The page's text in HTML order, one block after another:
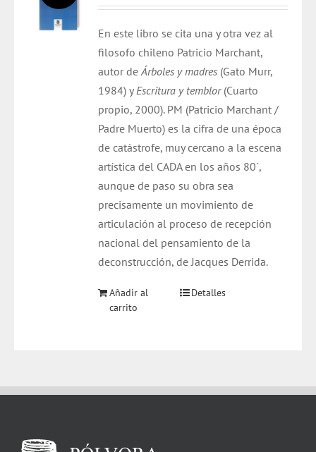
era:
$ 12.000.
es:
$ 6.000.
En este libro se cita una y otra vez al
filosofo chileno Patricio Marchant,
autor deÁrboles y madres (Gato Murr,
1984) yEscritura y temblor(Cuarto
propio, 2000). PM (Patricio Marchant /
Padre Muerto) es la cifra de una época
de catástrofe, muy cercano a la escena
artística del CADA en los años 80´,
aunque de paso su obra sea
precisamente un movimiento de
articulación al proceso de recepción
nacional del pensamiento de la
deconstrucción, de Jacques Derrida.
Añadir al
carrito
Detalles